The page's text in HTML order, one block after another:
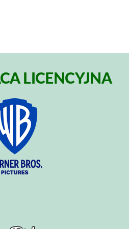
LICENCYJNA